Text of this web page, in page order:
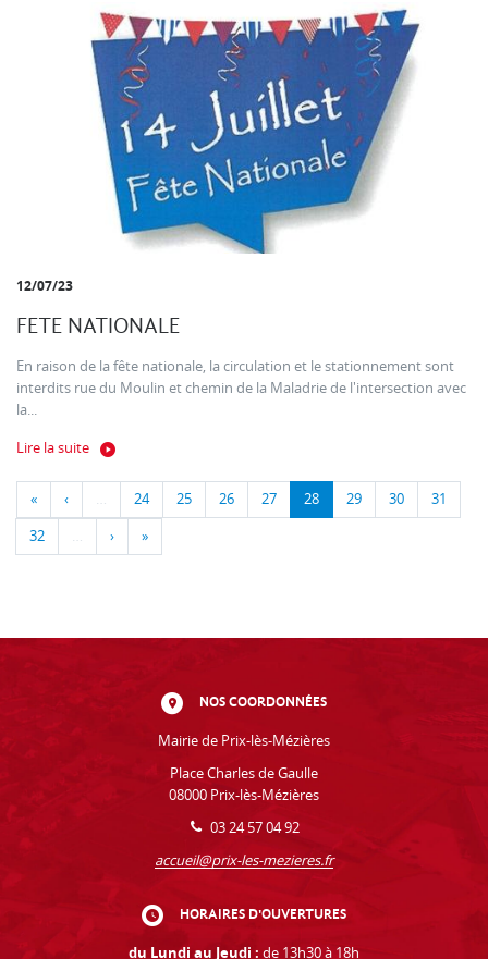
12/07/23
FETE NATIONALE
En raison de la fête nationale, la circulation et le stationnement sont
interdits rue du Moulin et chemin de la Maladrie de l'intersection avec
la...
Lire la suite
« ‹ … 24 25 26 27 28 29 30 31
32 … › »
NOS COORDONNÉES
Mairie de Prix-lès-Mézières
Place Charles de Gaulle
08000 Prix-lès-Mézières
03 24 57 04 92
accueil@prix-les-mezieres.fr
HORAIRES D'OUVERTURES
du Lundi au Jeudi : de 13h30 à 18h